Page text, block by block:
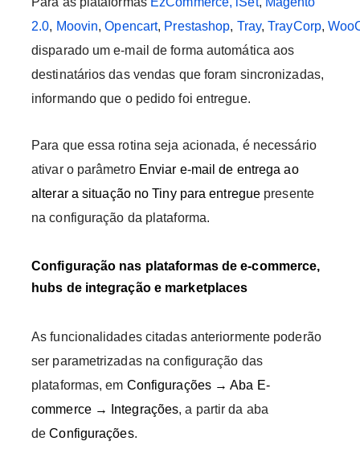
2.0, Moovin,Opencart, Prestashop, Tray,TrayCorp,
disparado um e-mail de forma automática aos
destinatários das vendas que foram sincronizadas,
informando que o pedido foi entregue.
Para que essa rotina seja acionada, é necessário
ativar o parâmetro Enviar e-mail de entrega ao
alterar a situação no Tiny para entregue presente
na configuração da plataforma.
Configuração nas plataformas de e-commerce,
hubs de integração e marketplaces
As funcionalidades citadas anteriormente poderão
ser parametrizadas na configuração das
plataformas, em Configurações → Aba E-
commerce → Integrações, a partir da aba
deConfigurações.